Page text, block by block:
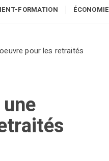
FORMATION ÉCONOMIE
pour les retraités